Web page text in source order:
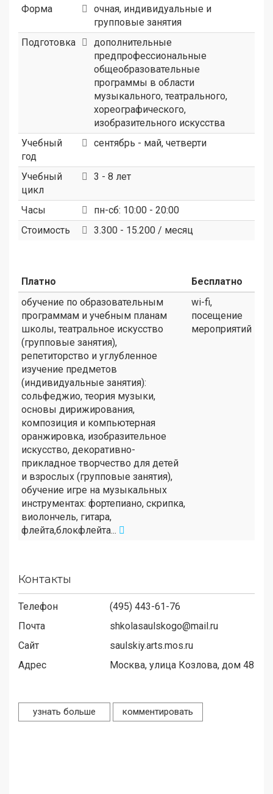
Форма
очная, индивидуальные и
групповые занятия
Подготовка
дополнительные
предпрофессиональные
общеобразовательные
программы в области
музыкального, театрального,
хореографического,
изобразительного искусства
Учебный
год
сентябрь - май, четверти
Учебный
цикл
3 - 8 лет
Часы
пн-сб: 10:00 - 20:00
Стоимость
3.300 - 15.200 / месяц
Платно
Бесплатно
обучение по образовательным
программам и учебным планам
школы, театральное искусство
(групповые занятия),
репетиторство и углубленное
изучение предметов
(индивидуальные занятия):
сольфеджио, теория музыки,
основы дирижирования,
композиция и компьютерная
оранжировка, изобразительное
искусство, декоративно-
прикладное творчество для детей
и взрослых (групповые занятия),
обучение игре на музыкальных
инструментах: фортепиано, скрипка,
виолончель, гитара,
флейта,блокфлейта...
wi-fi,
посещение
мероприятий
Контакты
Телефон
(495) 443-61-76
Почта
shkolasaulskogo@mail.ru
Сайт
saulskiy.arts.mos.ru
Адрес
Москва, улица Козлова, дом 48
узнать больше комментировать